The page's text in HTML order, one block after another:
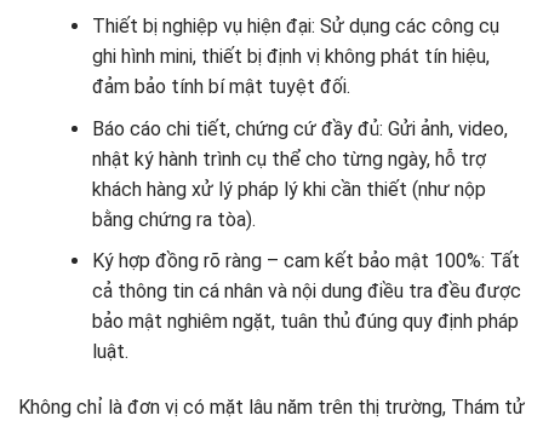
Thiết bị nghiệp vụ hiện đại: Sử dụng các công cụ
ghi hình mini, thiết bị định vị không phát tín hiệu,
đảm bảo tính bí mật tuyệt đối.
Báo cáo chi tiết, chứng cứ đầy đủ: Gửi ảnh, video,
nhật ký hành trình cụ thể cho từng ngày, hỗ trợ
khách hàng xử lý pháp lý khi cần thiết (như nộp
bằng chứng ra tòa).
Ký hợp đồng rõ ràng – cam kết bảo mật 100%: Tất
cả thông tin cá nhân và nội dung điều tra đều được
bảo mật nghiêm ngặt, tuân thủ đúng quy định pháp
luật.
Không chỉ là đơn vị có mặt lâu năm trên thị trường, Thám tử